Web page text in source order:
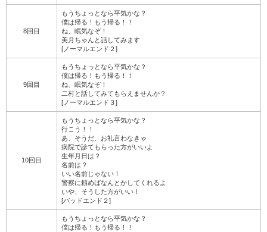
8回目
もうちょっとなら平気かな？
僕は帰る！もう帰る！！
ね、眠気なぞ！
美月ちゃんと話してみます
[ノーマルエンド２]
9回目
もうちょっとなら平気かな？
僕は帰る！もう帰る！！
ね、眠気なぞ！
二村と話してみてもらえませんか？
[ノーマルエンド３]
10回目
もうちょっとなら平気かな？
行こう！！
あ、そうだ、お礼言わなきゃ
病院で診てもらった方がいいよ
生年月日は？
名前は？
いい名前じゃない！
警察に頼めばなんとかしてくれるよ
いや、そうした方がいい！
[バッドエンド２]
もうちょっとなら平気かな？
僕は帰る！もう帰る！！